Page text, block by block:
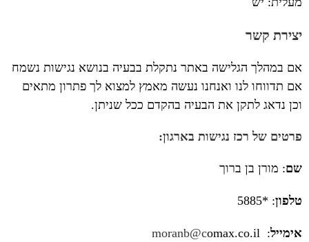
יצירת קשר
אם במהלך הגלישה באתר נתקלת בבעיה בנושא נגישות נשמח
אם תדווחו לנו ואנחנו נעשה מאמץ למצוא לך פתרון מתאים
וכן נדאג לתקן את הבעיה בהקדם ככל שניתן.
פרטים של רכז נגישות בארגון:
שם: מורן בן ברוך
טלפון: *5885
אימייל:
moranb@comax.co.il